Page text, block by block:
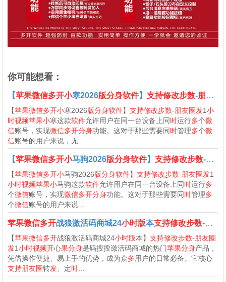
你可能想看：
【苹果微信多开小寒2026版分身软件】支持修改步数-朋友圈发
【苹果微信多开小寒2026版分身软件】支持修改步数-朋友圈发1小
时视频苹果小寒这款软件允许用户在同一台设备上同时运行多个微
信账号，实现微信多开分身功能。这对于那些需要同时管理多个微
信账号的用户来说，无...
【苹果微信多开小马驹2026版分身软件】支持修改步数-朋友
【苹果微信多开小马驹2026版分身软件】支持修改步数-朋友圈发1
小时视频苹果小马驹这款软件允许用户在同一台设备上同时运行多
个微信账号，实现微信多开分身功能。这对于那些需要同时管理多
个微信账号的用户来说...
苹果微信多开战狼激活码商城24小时版本支持修改步数-朋友
【苹果微信多开战狼激活码商城24小时版本】支持修改步数-朋友圈
发1小时视频开心果分身是码搜搜激活码商城的热门苹果分身产品，
凭借操作便捷、易上手的优势，成为众多用户的日常必备。它核心
支持朋友圈转发 、定时